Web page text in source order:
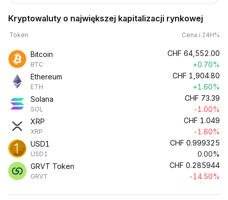
Kryptowaluty o największej kapitalizacji rynkowej
Token Cena i 24H%
Bitcoin
BTC
CHF 64,552.00
+0.70%
Ethereum
ETH
CHF 1,904.80
+1.60%
Solana
SOL
CHF 73.39
-1.00%
XRP
XRP
CHF 1.049
-1.60%
USD1
USD1
CHF 0.999325
0.00%
GRVT Token
GRVT
CHF 0.285944
-14.50%